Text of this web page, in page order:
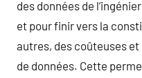
des données de
et pour finir vers la
autres, des coûteuses
de données. Cette